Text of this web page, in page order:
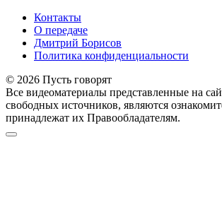
Контакты
О передаче
Дмитрий Борисов
Политика конфиденциальности
© 2026 Пусть говорят
Все видеоматериалы представленные на
свободных источников, являются
принадлежат их Правообладателям.